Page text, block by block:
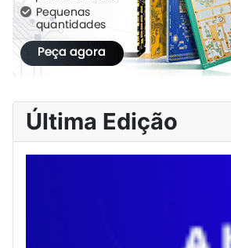
Última Edição